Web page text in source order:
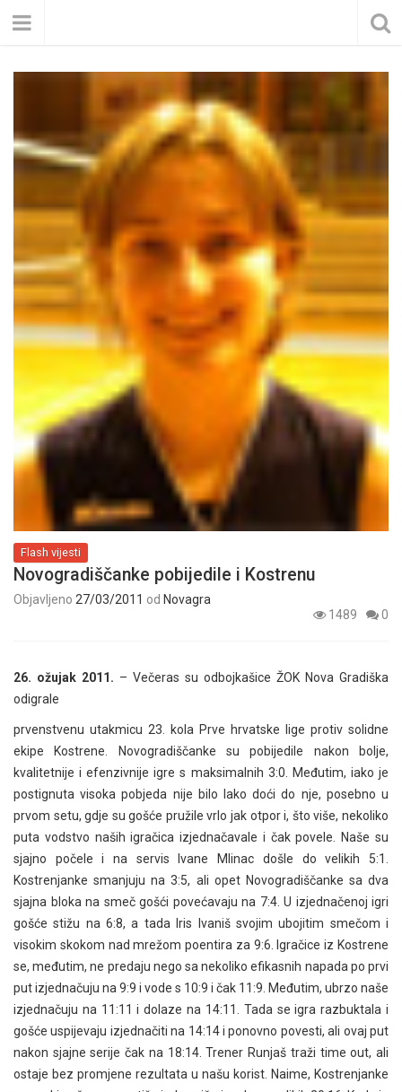
Flash vijesti
Novogradiščanke pobijedile i Kostrenu
Objavljeno 27/03/2011 od Novagra
1489
0
26. ožujak 2011. – Večeras su odbojkašice ŽOK Nova Gradiška
odigrale
prvenstvenu utakmicu 23. kola Prve hrvatske lige protiv solidne
ekipe Kostrene. Novogradiščanke su pobijedile nakon bolje,
kvalitetnije i efenzivnije igre s maksimalnih 3:0. Međutim, iako je
postignuta visoka pobjeda nije bilo lako doći do nje, posebno u
prvom setu, gdje su gošće pružile vrlo jak otpor i, što više, nekoliko
puta vodstvo naših igračica izjednačavale i čak povele. Naše su
sjajno počele i na servis Ivane Mlinac došle do velikih 5:1.
Kostrenjanke smanjuju na 3:5, ali opet Novogradiščanke sa dva
sjajna bloka na smeč gošći povećavaju na 7:4. U izjednačenoj igri
gošće stižu na 6:8, a tada Iris Ivaniš svojim ubojitim smečom i
visokim skokom nad mrežom poentira za 9:6. Igračice iz Kostrene
se, međutim, ne predaju nego sa nekoliko efikasnih napada po prvi
put izjednačuju na 9:9 i vode s 10:9 i čak 11:9. Međutim, ubrzo naše
izjednačuju na 11:11 i dolaze na 14:11. Tada se igra razbuktala i
gošće uspijevaju izjednačiti na 14:14 i ponovno povesti, ali ovaj put
nakon sjajne serije čak na 18:14. Trener Runjaš traži time out, ali
ostaje bez promjene rezultata u našu korist. Naime, Kostrenjanke